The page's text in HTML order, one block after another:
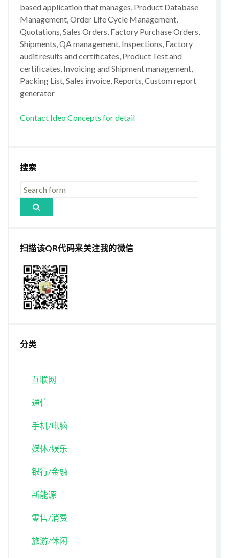
based application that manages, Product Database
Management, Order Life Cycle Management,
Quotations, Sales Orders, Factory Purchase Orders,
Shipments, QA management, Inspections, Factory
audit results and certificates, Product Test and
certificates, Invoicing and Shipment management,
Packing List, Sales invoice, Reports, Custom report
generator
Contact Ideo Concepts for detail
搜索
扫描该QR代码来关注我的微信
分类
互联网
通信
手机/电脑
媒体/娱乐
银行/金融
新能源
零售/消费
旅游/休闲